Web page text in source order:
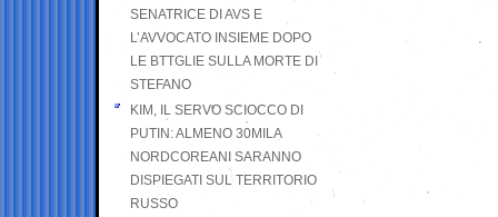
SENATRICE DI AVS E
L’AVVOCATO INSIEME DOPO
LE BTTGLIE SULLA MORTE DI
STEFANO
KIM, IL SERVO SCIOCCO DI
PUTIN: ALMENO 30MILA
NORDCOREANI SARANNO
DISPIEGATI SUL TERRITORIO
RUSSO